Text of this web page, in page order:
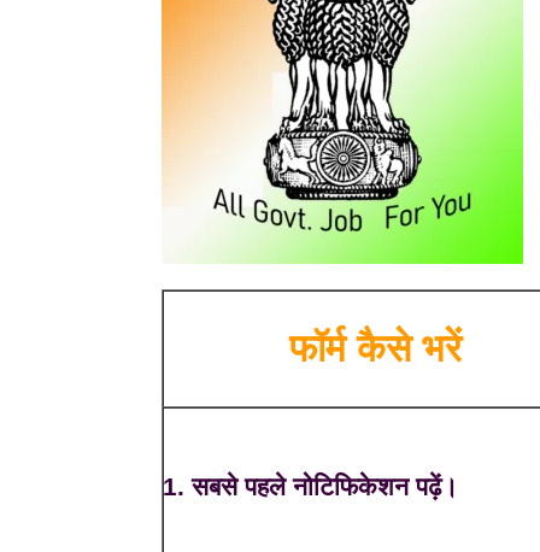
फॉर्म कैसे भरें
1. सबसे पहले नोटिफिकेशन पढ़ें।